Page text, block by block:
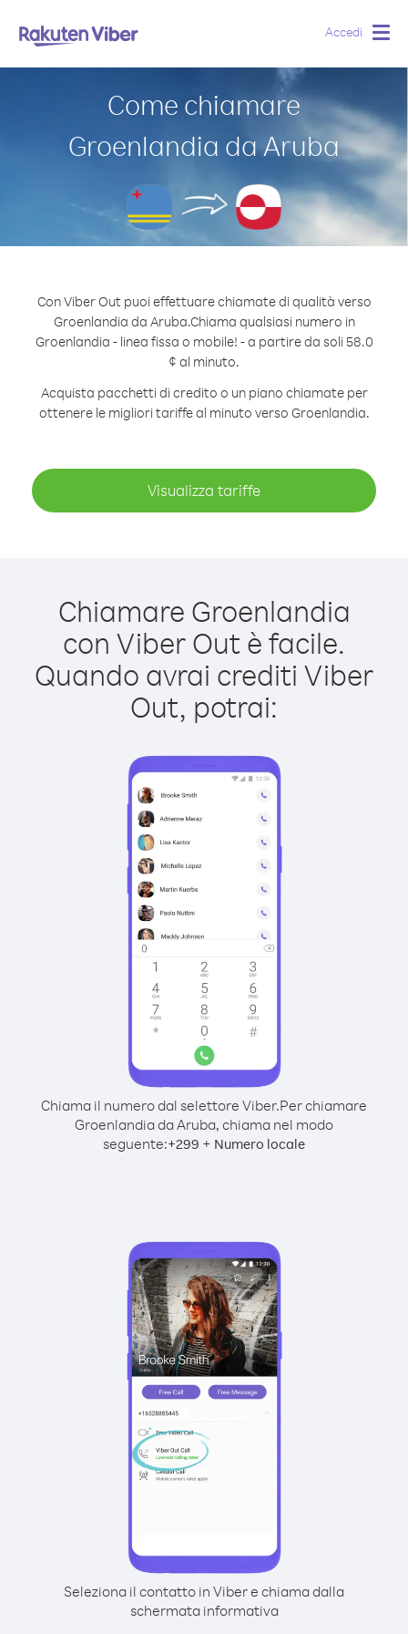
Accedi
Come chiamare
Groenlandia da Aruba
Con Viber Out puoi effettuare chiamate di qualità verso
Groenlandia da Aruba.Chiama qualsiasi numero in
Groenlandia - linea fissa o mobile! - a partire da soli 58.0
¢ al minuto.
Acquista pacchetti di credito o un piano chiamate per
ottenere le migliori tariffe al minuto verso Groenlandia.
Visualizza tariffe
Chiamare Groenlandia
con Viber Out è facile.
Quando avrai crediti Viber
Out, potrai:
Chiama il numero dal selettore Viber.Per chiamare
Groenlandia da Aruba, chiama nel modo
seguente:+299 + Numero locale
Seleziona il contatto in Viber e chiama dalla
schermata informativa